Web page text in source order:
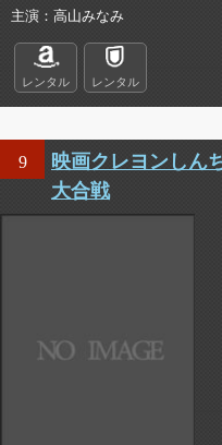
主演
高山みなみ
レンタル レンタル
9
映画クレヨンしん
大合戦